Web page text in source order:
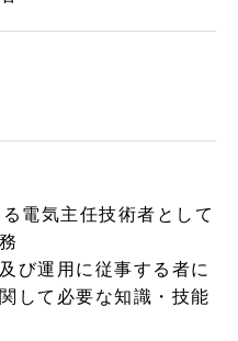
電気主任技術者として
び運用に従事する者に
して必要な知識・技能